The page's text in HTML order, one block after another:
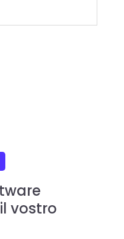
vostro